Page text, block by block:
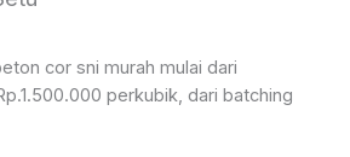
cor sni murah mulai dari
perkubik, dari batching